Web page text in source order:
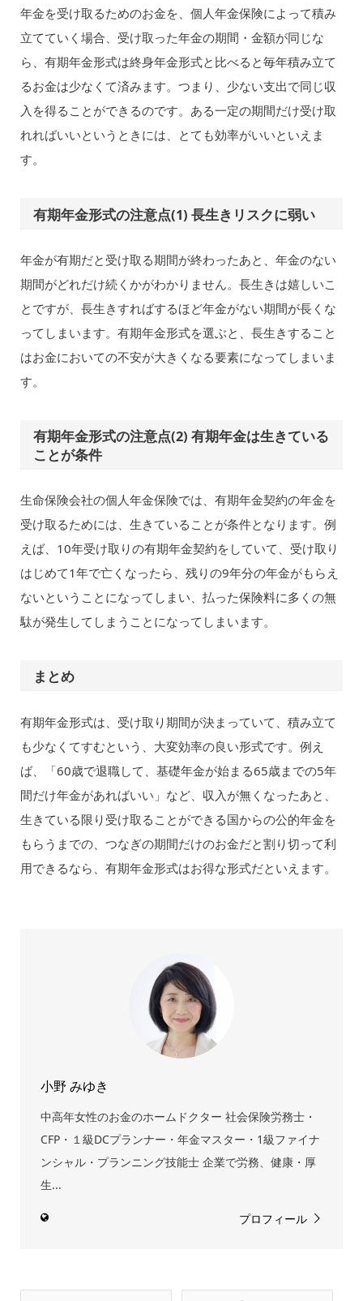
年金を受け取るためのお金を、個人年金保険によって積み
立てていく場合、受け取った年金の期間・金額が同じな
ら、有期年金形式は終身年金形式と比べると毎年積み立て
るお金は少なくて済みます。つまり、少ない支出で同じ収
入を得ることができるのです。ある一定の期間だけ受け取
れればいいというときには、とても効率がいいといえま
す。
有期年金形式の注意点(1) 長生きリスクに弱い
年金が有期だと受け取る期間が終わったあと、年金のない
期間がどれだけ続くかがわかりません。長生きは嬉しいこ
とですが、長生きすればするほど年金がない期間が長くな
ってしまいます。有期年金形式を選ぶと、長生きすること
はお金においての不安が大きくなる要素になってしまいま
す。
有期年金形式の注意点(2) 有期年金は生きている
ことが条件
生命保険会社の個人年金保険では、有期年金契約の年金を
受け取るためには、生きていることが条件となります。例
えば、10年受け取りの有期年金契約をしていて、受け取り
はじめて1年で亡くなったら、残りの9年分の年金がもらえ
ないということになってしまい、払った保険料に多くの無
駄が発生してしまうことになってしまいます。
まとめ
有期年金形式は、受け取り期間が決まっていて、積み立て
も少なくてすむという、大変効率の良い形式です。例え
ば、「60歳で退職して、基礎年金が始まる65歳までの5年
間だけ年金があればいい」など、収入が無くなったあと、
生きている限り受け取ることができる国からの公的年金を
もらうまでの、つなぎの期間だけのお金だと割り切って利
用できるなら、有期年金形式はお得な形式だといえます。
小野 みゆき
中高年女性のお金のホームドクター 社会保険労務士・
CFP・１級DCプランナー・年金マスター・1級ファイナ
ンシャル・プランニング技能士 企業で労務、健康・厚
生...
プロフィール